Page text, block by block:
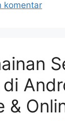
komentar
&